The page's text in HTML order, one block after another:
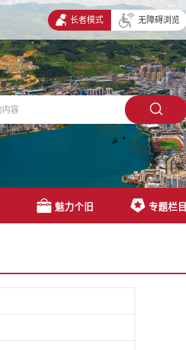
长者模式 无障碍浏览
魅力个旧 专题栏目